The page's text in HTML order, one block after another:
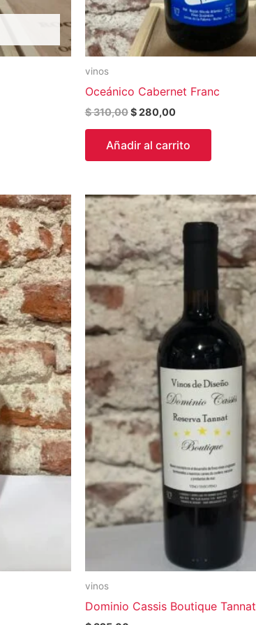
vinos
Oceánico Cabernet Franc
$310,00$280,00
Añadir al carrito
vinos
Dominio Cassis Boutique Tannat